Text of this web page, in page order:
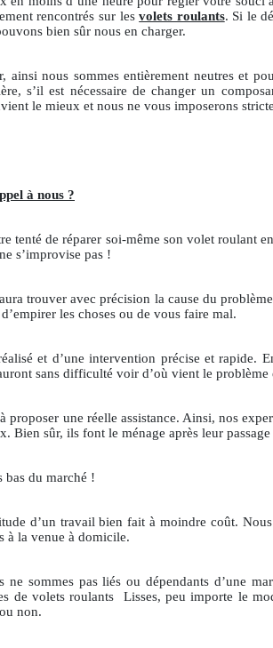
rencontrés sur lesvolets roulants. Si le
bien sûr nous en charger.
nous sommes entièrement neutres et
s’il est nécessaire de changer un
le mieux et nous ne vous imposerons
à nous ?
tenté de réparer soi-même son volet roulant
ne s’improvise pas !
trouver avec précision la cause du
les choses ou de vous faire mal.
et d’une intervention précise et rapide.
sans difficulté voir d’où vient le problème
une réelle assistance. Ainsi, nos
Bien sûr, ils font le ménage après leur
bas du marché !
d’un travail bien fait à moindre coût.
à la venue à domicile.
sommes pas liés ou dépendants d’une
de volets roulants
Lisses, peu importe le
non.